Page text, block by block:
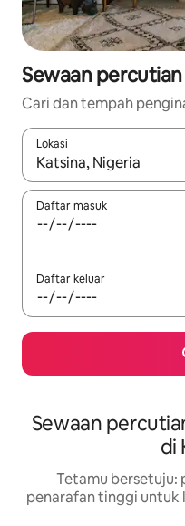
Sewaan
Cari dan tempah
Lokasi
Apabila hasil tersedia,
Daftar masuk
Daftar keluar
Sewaan
di
Tetamu bersetuju:
penarafan tinggi untuk